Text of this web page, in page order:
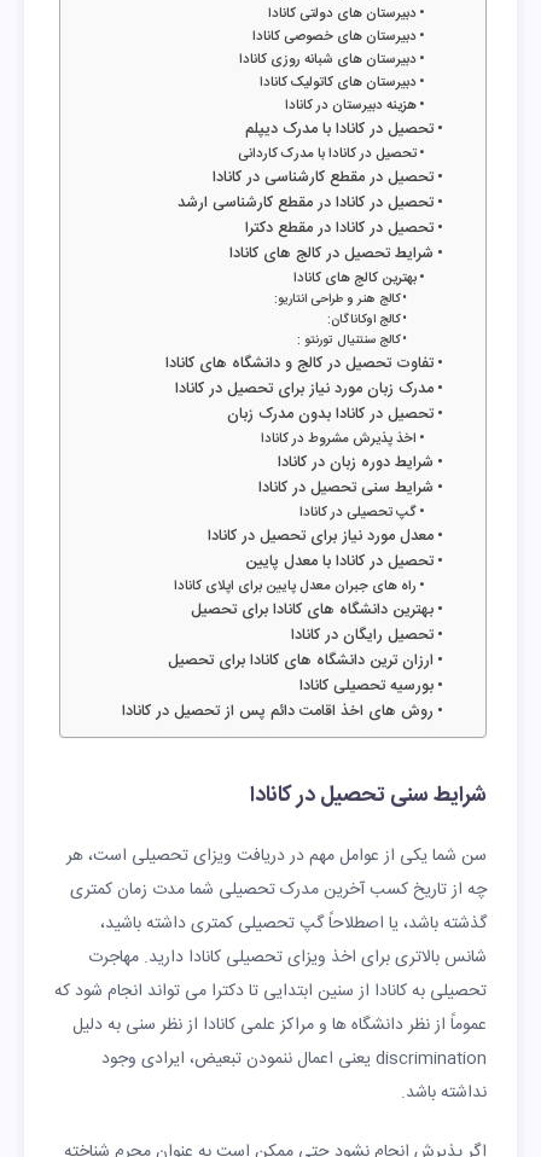
دبیرستان‌ های دولتی کانادا
دبیرستان های خصوصی کانادا
دبیرستان های شبانه روزی کانادا
دبیرستان های کاتولیک کانادا
هزینه دبیرستان در کانادا
تحصیل در کانادا با مدرک دیپلم
تحصیل در کانادا با مدرک کاردانی
تحصیل در مقطع کارشناسی در کانادا
تحصیل در کانادا در مقطع کارشناسی ارشد
تحصیل در کانادا در مقطع دکترا
شرایط تحصیل در کالج های کانادا
بهترین کالج های کانادا
کالج هنر و طراحی انتاریو:
کالج اوکاناگان:
کالج سنتنیال تورنتو :
تفاوت تحصیل در کالج و دانشگاه های کانادا
مدرک زبان مورد نیاز برای تحصیل در کانادا
تحصیل در کانادا بدون مدرک زبان
اخذ پذیرش مشروط در کانادا
شرایط دوره زبان در کانادا
شرایط سنی تحصیل در کانادا
گپ تحصیلی در کانادا
معدل مورد نیاز برای تحصیل در کانادا
تحصیل در کانادا با معدل پایین
راه‌ های جبران معدل پایین برای اپلای کانادا
بهترین دانشگاه های کانادا برای تحصیل
تحصیل رایگان در کانادا
ارزان ترین دانشگاه های کانادا برای تحصیل
بورسیه تحصیلی کانادا
روش های اخذ اقامت دائم پس از تحصیل در کانادا
شرایط سنی تحصیل در کانادا
سن شما یکی از عوامل مهم در دریافت ویزای تحصیلی است، هر
چه از تاریخ کسب آخرین مدرک تحصیلی شما مدت زمان کمتری
گذشته باشد، یا اصطلاحاً گپ تحصیلی کمتری داشته باشید،
شانس بالاتری برای اخذ ویزای تحصیلی کانادا دارید. مهاجرت
تحصیلی به کانادا از سنین ابتدایی تا دکترا می تواند انجام شود که
عموماً از نظر دانشگاه ها و مراکز علمی کانادا از نظر سنی به دلیل
discrimination یعنی اعمال ننمودن تبعیض، ایرادی وجود
نداشته باشد.